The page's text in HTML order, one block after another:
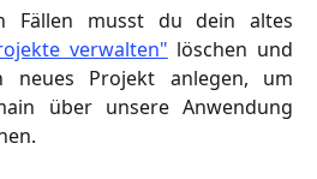
Fällen musst du dein altes
verwalten" löschen und
neues Projekt anlegen, um
über unsere Anwendung